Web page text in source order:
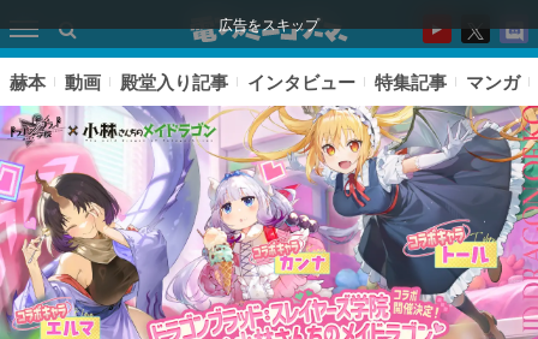
広告をスキップ
赫本 動画 殿堂入り記事 インタビュー 特集記事 マンガ